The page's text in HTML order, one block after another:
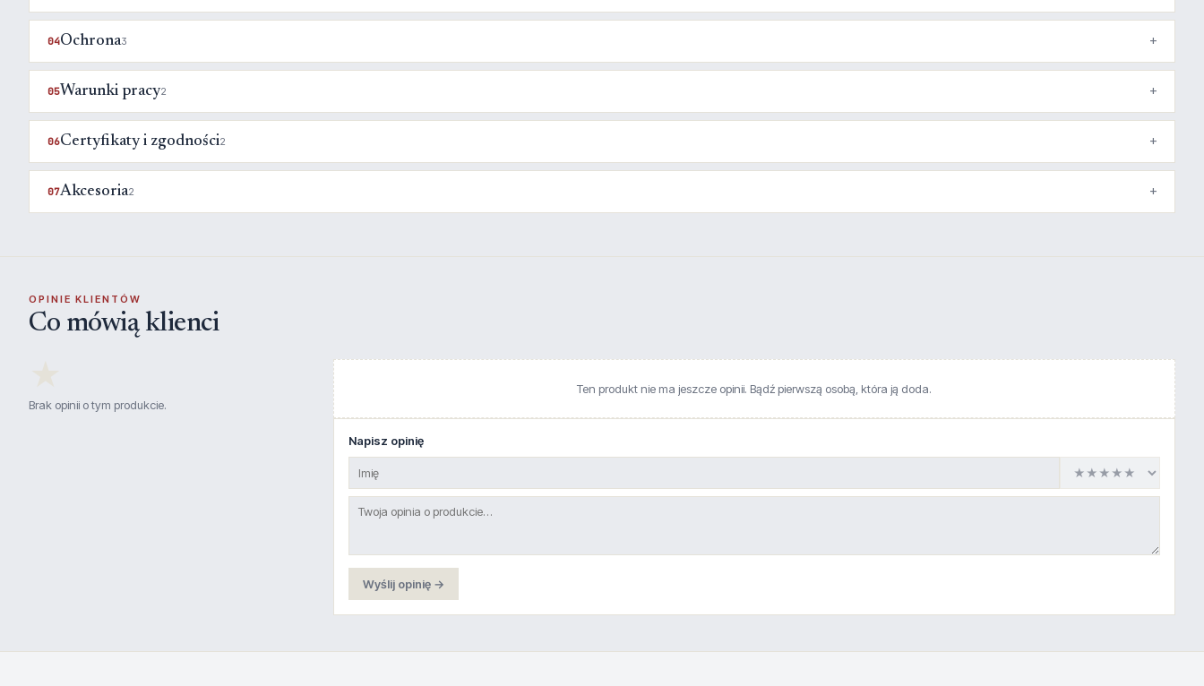
04Ochrona3
05Warunki pracy2
06Certyfikaty i zgodności2
07Akcesoria2
OPINIE KLIENTÓW
Co mówią klienci
Brak opinii o tym produkcie.
Ten produkt nie ma jeszcze opinii. Bądź pierwszą osobą, która ją doda.
Napisz opinię
Wyślij opinię →